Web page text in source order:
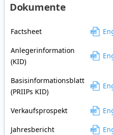
Dokumente
Factsheet
Anlegerinformation
(KID)
Basisinformationsblatt
(PRIIPs KID)
Verkaufsprospekt
Jahresbericht